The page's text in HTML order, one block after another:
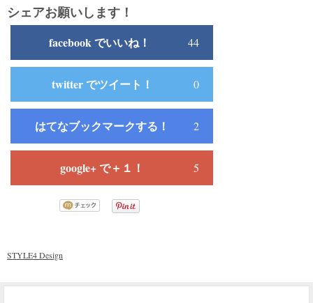
シェアお願いします！
facebook でいいね！ 44
twitter でツイート！ 0
はてなブックマークする！ 2
google+ で＋１！ 5
STYLE4 Design